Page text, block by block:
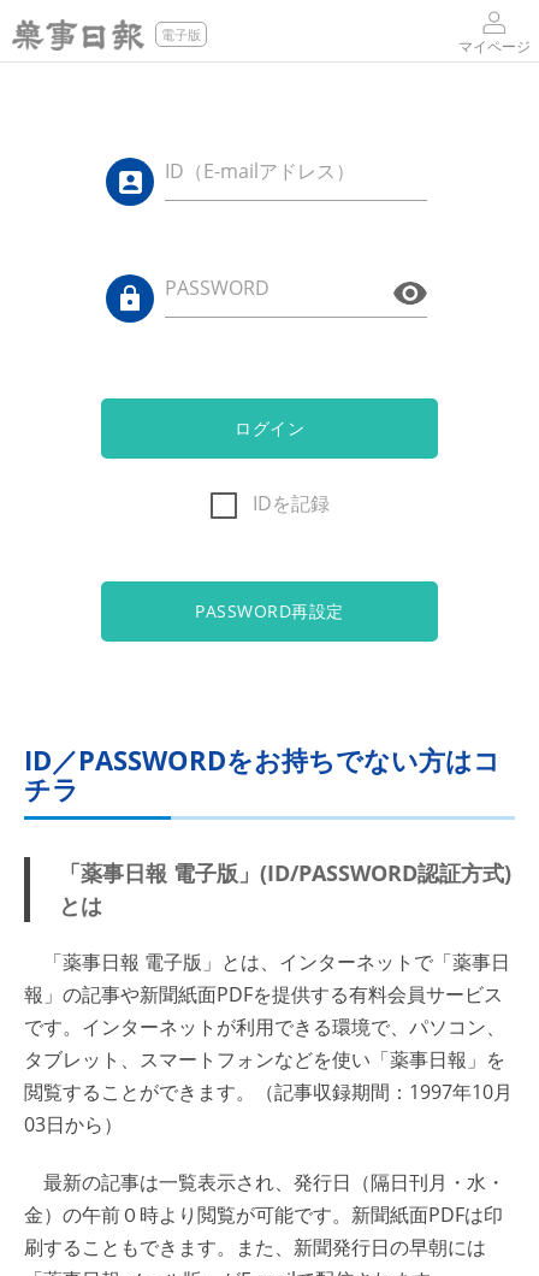
電子版
マイページ
ID（E-mailアドレス）
PASSWORD
ログイン
IDを記録
PASSWORD再設定
ID／PASSWORDをお持ちでない方はコ
チラ
「薬事日報 電子版」(ID/PASSWORD認証方式)
とは
「薬事日報 電子版」とは、インターネットで「薬事日
報」の記事や新聞紙面PDFを提供する有料会員サービス
です。インターネットが利用できる環境で、パソコン、
タブレット、スマートフォンなどを使い「薬事日報」を
閲覧することができます。（記事収録期間：1997年10月
03日から）
最新の記事は一覧表示され、発行日（隔日刊月・水・
金）の午前０時より閲覧が可能です。新聞紙面PDFは印
刷することもできます。また、新聞発行日の早朝には